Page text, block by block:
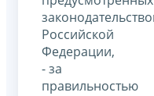
Российской
Федерации,
- за
правильностью